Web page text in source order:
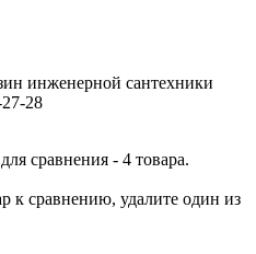
инженерной сантехники
28
сравнения - 4 товара.
к сравнению, удалите один из